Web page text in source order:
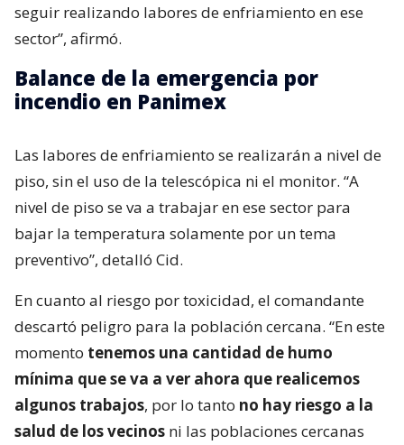
seguir realizando labores de enfriamiento en ese
sector”, afirmó.
Balance de la emergencia por
incendio en Panimex
Las labores de enfriamiento se realizarán a nivel de
piso, sin el uso de la telescópica ni el monitor. “A
nivel de piso se va a trabajar en ese sector para
bajar la temperatura solamente por un tema
preventivo”, detalló Cid.
En cuanto al riesgo por toxicidad, el comandante
descartó peligro para la población cercana. “En este
momento tenemos una cantidad de humo
mínima que se va a ver ahora que realicemos
algunos trabajos, por lo tanto no hay riesgo a la
salud de los vecinos ni las poblaciones cercanas